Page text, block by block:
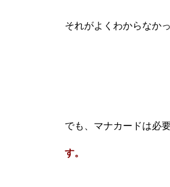
それがよくわからなか
でも、マナカードは必
す。